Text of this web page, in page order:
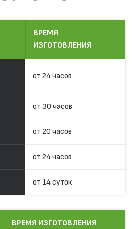
ВРЕМЯ
ИЗГОТОВЛЕНИЯ
от 24 часов
от 30 часов
от 20 часов
от 24 часов
от 14 суток
ВРЕМЯ ИЗГОТОВЛЕНИЯ